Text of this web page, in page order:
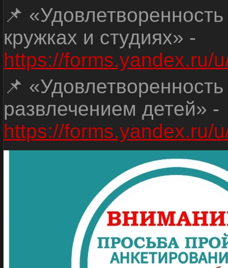
📌
кружках и студиях» -
https://forms.yandex.ru/
📌
развлечением детей» -
https://forms.yandex.ru/